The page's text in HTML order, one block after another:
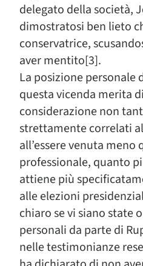
delegato della società,
dimostratosi ben lieto
conservatrice,
aver mentito[3].
La posizione personale
questa vicenda merita
considerazione non
strettamente correlati
all’essere venuta
professionale, quanto
attiene più
alle elezioni
chiaro se vi siano state
personali da parte di
nelle testimonianze